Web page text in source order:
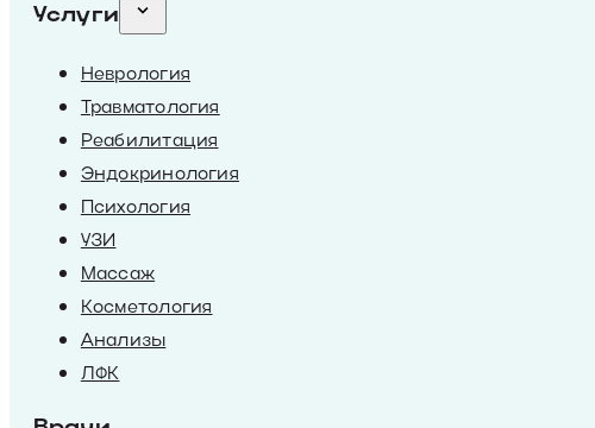
Услуги
Неврология
Травматология
Реабилитация
Эндокринология
Психология
УЗИ
Массаж
Косметология
Анализы
ЛФК